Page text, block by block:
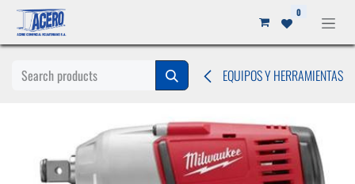
Ir al contenido 0
EQUIPOS Y HERRAMIENTAS